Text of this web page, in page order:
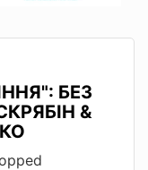
БЕЗ
&